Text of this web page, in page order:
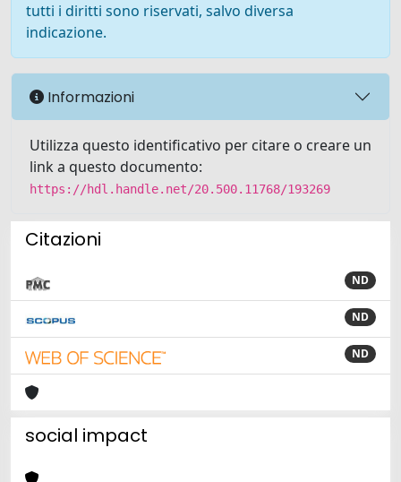
tutti i diritti sono riservati, salvo diversa
indicazione.
Informazioni
Utilizza questo identificativo per citare o creare un
link a questo documento:
https://hdl.handle.net/20.500.11768/193269
Citazioni
ND
ND
ND
social impact